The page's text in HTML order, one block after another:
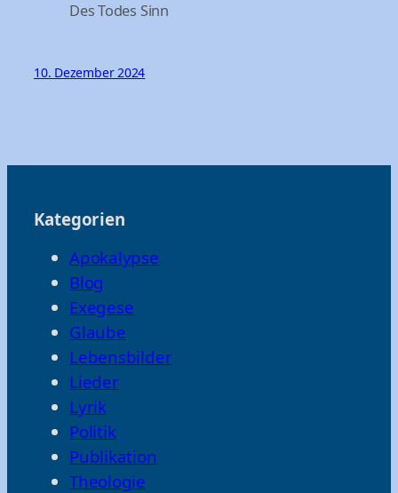
Des Todes Sinn
10. Dezember 2024
Kategorien
Apokalypse
Blog
Exegese
Glaube
Lebensbilder
Lieder
Lyrik
Politik
Publikation
Theologie